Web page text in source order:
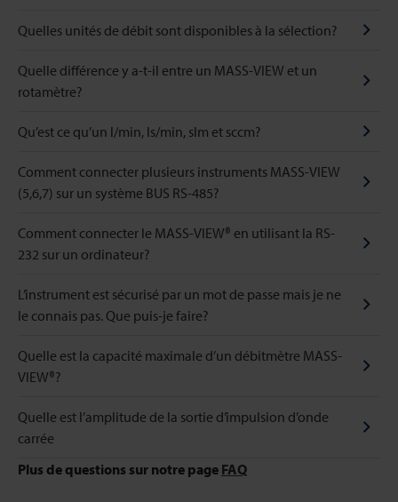
Quelles unités de débit sont disponibles à la sélection?
Quelle différence y a-t-il entre un MASS-VIEW et un
rotamètre?
Qu’est ce qu’un l/min, ls/min, slm et sccm?
Comment connecter plusieurs instruments MASS-VIEW
(5,6,7) sur un système BUS RS-485?
Comment connecter le MASS-VIEW® en utilisant la RS-
232 sur un ordinateur?
L’instrument est sécurisé par un mot de passe mais je ne
le connais pas. Que puis-je faire?
Quelle est la capacité maximale d’un débitmètre MASS-
VIEW®?
Quelle est l’amplitude de la sortie d’impulsion d’onde
carrée
Plus de questions sur notre page FAQ